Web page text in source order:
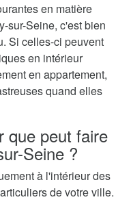
en matière
sur-Seine, c'est bien
Si celles-ci peuvent
en intérieur
en appartement,
quand elles
que peut faire
Seine ?
à l'intérieur des
de votre ville.